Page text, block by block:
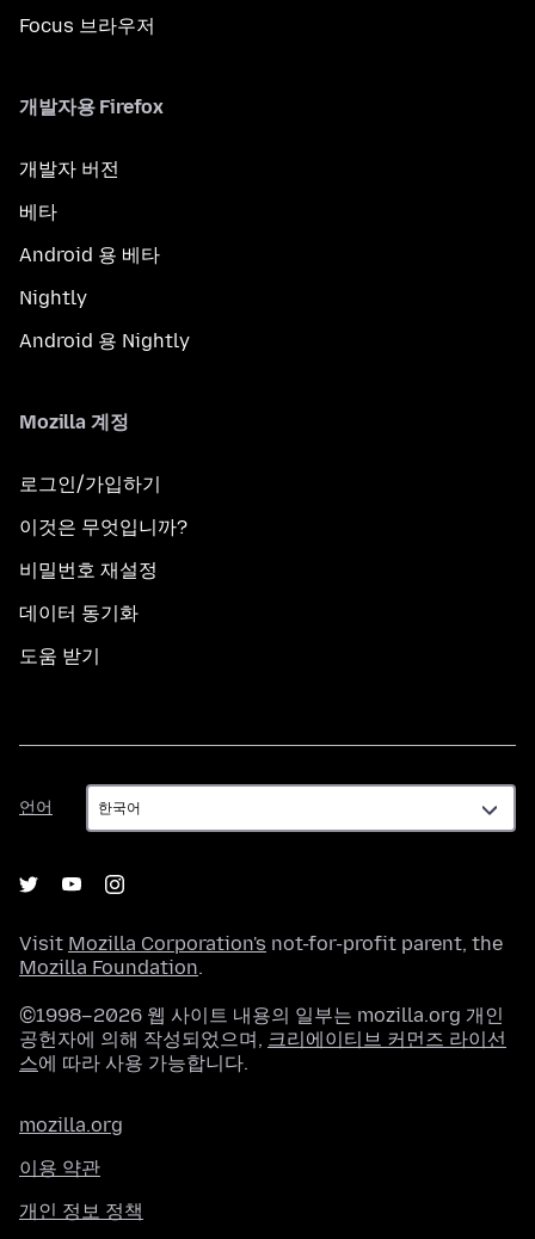
Focus 브라우저
개발자용 Firefox
개발자 버전
베타
Android 용 베타
Nightly
Android 용 Nightly
Mozilla 계정
로그인/가입하기
이것은 무엇입니까?
비밀번호 재설정
데이터 동기화
도움 받기
언어
언
어
Visit Mozilla Corporation's not-for-profit parent, the
Mozilla Foundation.
©1998–2026 웹 사이트 내용의 일부는 mozilla.org 개인
공헌자에 의해 작성되었으며, 크리에이티브 커먼즈 라이선
스에 따라 사용 가능합니다.
mozilla.org
이용 약관
개인 정보 정책